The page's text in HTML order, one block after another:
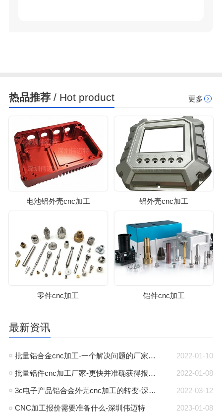
热品推荐 / Hot product 更多
电池铝外壳cnc加工 铝外壳cnc加工
零件cnc加工 铝件cnc加工
最新资讯
2022-01-10
批量铝合金cnc加工-一个解决问题的厂家-深圳伟迈特
2022-01-08
批量铝件cnc加工厂家-更快并准确获得报价-深圳伟迈特
2022-03-12
3c电子产品铝合金外壳cnc加工的转变-深圳伟迈特
2023-01-08
CNC加工报价需要准备什么-深圳伟迈特